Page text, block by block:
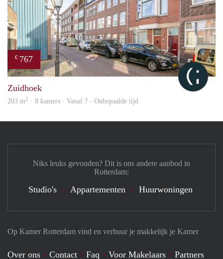
€ 767
Zuidhoek
203 m2 · 8 kamers · Vanaf ? - Onbepaalde tijd
Op Kamer Rotterdam vind en verhuur je makkelijk je Kamer
Over ons Contact Faq Voor Makelaars Partners
Niks leuks gevonden? Dit is ons andere aanbod in
Rotterdam:
Studio's Appartementen Huurwoningen